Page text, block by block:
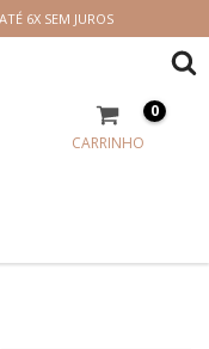
6X SEM JUROS
CARRINHO
0